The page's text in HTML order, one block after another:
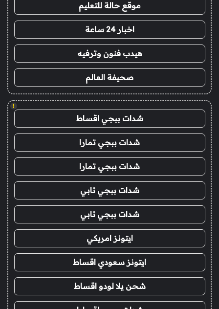
موقع حالة للتعليم
اخبار 24 ساعة
هيدب فنون وترفيه
صحيفة العالم
!
شدات ببجي اقساط
شدات ببجي تمارا
شدات ببجي تمارا
شدات ببجي تابي
شدات ببجي تابي
ايتونز امريكي
ايتونز سعودي اقساط
شحن يلا لودو اقساط